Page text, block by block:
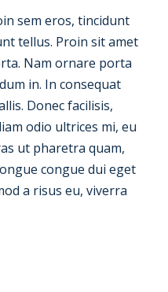
sem eros, tincidunt
tellus. Proin sit amet
Nam ornare porta
in. In consequat
Donec facilisis,
odio ultrices mi, eu
ut pharetra quam,
congue dui eget
a risus eu, viverra